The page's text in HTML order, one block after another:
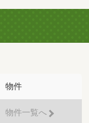
物件
物件一覧へ